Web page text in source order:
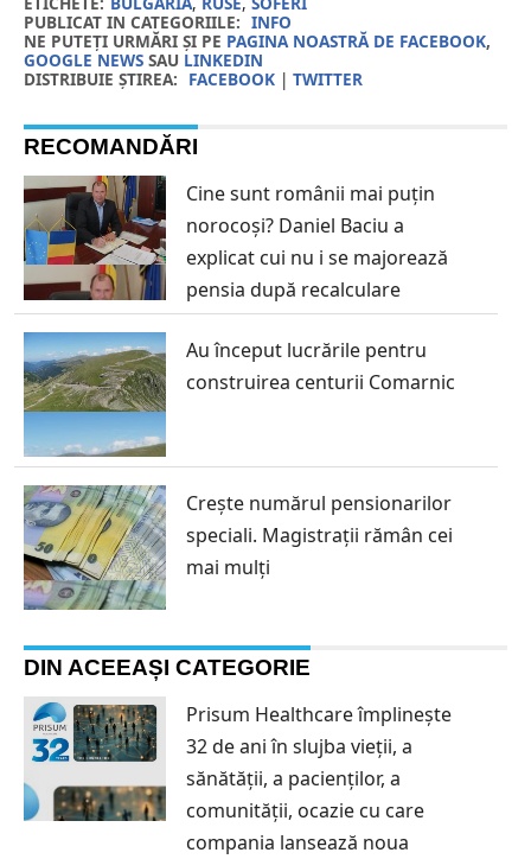
PUBLICAT IN CATEGORIILE: INFO
NE PUTEȚI URMĂRI ȘI PE PAGINA NOASTRĂ DE FACEBOOK,
GOOGLE NEWSSAU LINKEDIN
DISTRIBUIE ȘTIREA: FACEBOOK| TWITTER
RECOMANDĂRI
Cine sunt românii mai puțin
norocoși? Daniel Baciu a
explicat cui nu i se majorează
pensia după recalculare
Au început lucrările pentru
construirea centurii Comarnic
Crește numărul pensionarilor
speciali. Magistrații rămân cei
mai mulți
DIN ACEEAȘI CATEGORIE
Prisum Healthcare împlinește
32 de ani în slujba vieții, a
sănătății, a pacienților, a
comunității, ocazie cu care
compania lansează noua